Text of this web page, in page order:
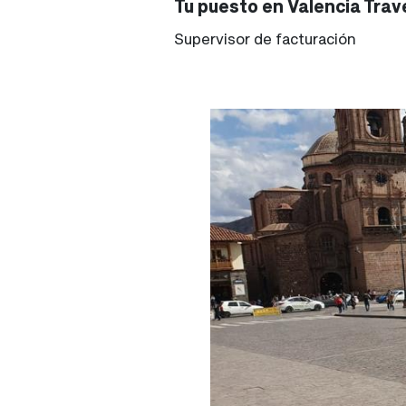
Tu puesto en Valencia
Supervisor de facturación